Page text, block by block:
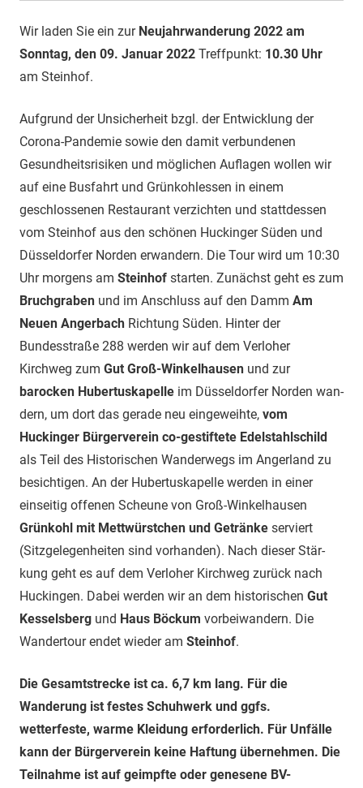
Wir laden Sie ein zur Neujahrwanderung 2022 am
Sonntag, den 09. Januar 2022 Treffpunkt: 10.30 Uhr
am Steinhof.
Aufgrund der Unsicherheit bzgl. der Entwicklung der
Corona-Pandemie sowie den damit verbundenen
Gesundheitsrisiken und möglichen Auflagen wollen wir
auf eine Busfahrt und Grünkohlessen in einem
geschlossenen Restaurant verzichten und stattdessen
vom Steinhof aus den schönen Huckinger Süden und
Düsseldorfer Norden erwandern. Die Tour wird um 10:30
Uhr morgens am Steinhof starten. Zunächst geht es zum
Bruchgraben und im Anschluss auf den Damm Am
Neu­­en Angerbach Richtung Süden. Hinter der
Bundesstraße 288 werden wir auf dem Verloher
Kirchweg zum Gut Groß-Winkelhausen und zur
barocken Hubertus­kapelle im Düsseldorfer Norden wan­
dern, um dort das gerade neu eingeweihte, vom
Huckinger Bürger­verein co-gestif­tete Edelstahl­schild
als Teil des Historischen Wander­wegs im Anger­land zu
besich­tigen. An der Hubertus­kapelle werden in einer
einseitig offenen Scheu­ne von Groß-Winkelhausen
Grünkohl mit Mettwürst­chen und Getränke serviert
(Sitz­gelegenheiten sind vorhanden). Nach dieser Stär­
kung geht es auf dem Verloher Kirch­weg zurück nach
Huckingen. Dabei werden wir an dem historischen Gut
Kesselsberg und Haus Böckum vor­bei­wandern. Die
Wandertour endet wieder am Steinhof.
Die Gesamtstrecke ist ca. 6,7 km lang. Für die
Wanderung ist festes Schuh­werk und ggfs.
wetterfeste, warme Kleidung erforderlich. Für Unfälle
kann der Bürger­verein keine Haftung übernehmen. Die
Teilnahme ist auf geimpfte oder genesene BV-